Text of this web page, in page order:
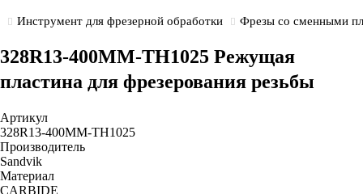
Kyocera
M.I.G.
Sandvik
Seco
Инструмент для фрезерной обработки Фрезы со сменными
328R13-400MM-TH1025 Режущая
пластина для фрезерования резьбы
Артикул
328R13-400MM-TH1025
Производитель
Sandvik
Материал
CARBIDE